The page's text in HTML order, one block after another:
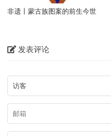
非遗丨蒙古族图案的前生今世
发表评论